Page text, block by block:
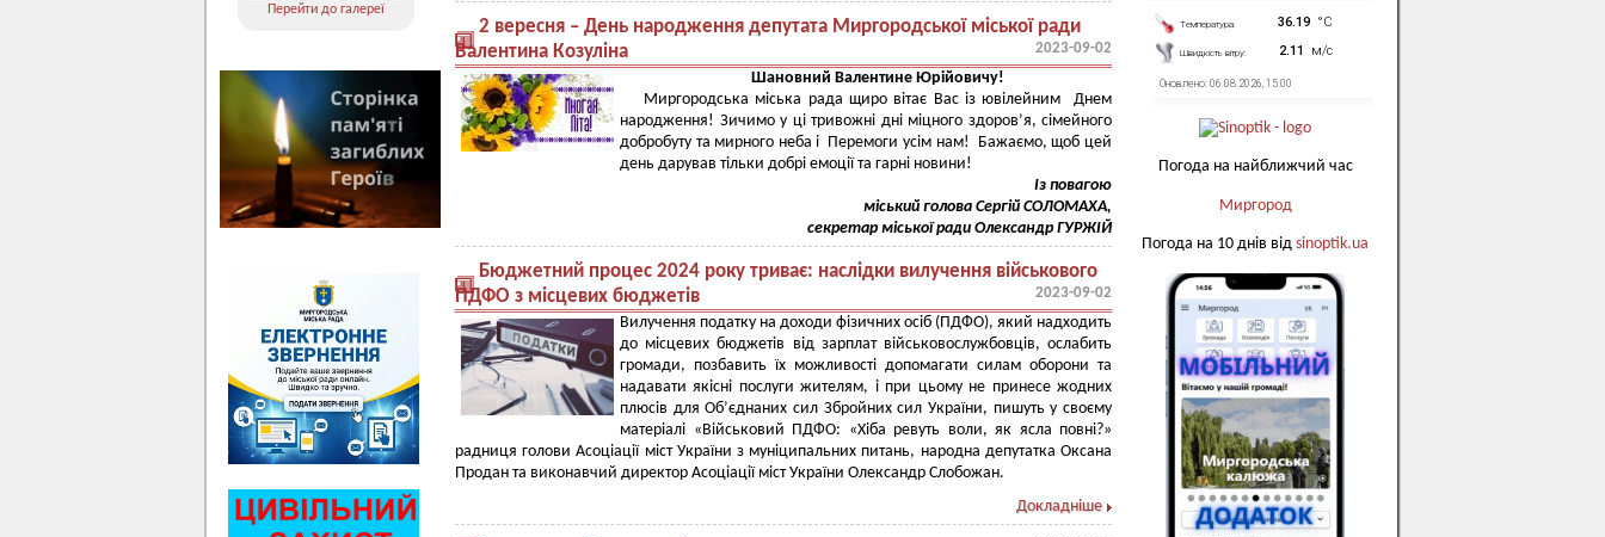
Перейти до галереї
2 вересня – День народження депутата Миргородської міської ради
Валентина Козуліна
2023-09-02
Шановний Валентине Юрійовичу!
Миргородська міська рада щиро вітає Вас із ювілейним Днем
народження! Зичимо у ці тривожні дні міцного здоров’я, сімейного
добробуту та мирного неба і Перемоги усім нам! Бажаємо, щоб цей
день дарував тільки добрі емоції та гарні новини!
Із повагою
міський голова Сергій СОЛОМАХА,
секретар міської ради Олександр ГУРЖІЙ
Бюджетний процес 2024 року триває: наслідки вилучення військового
ПДФО з місцевих бюджетів
2023-09-02
Вилучення податку на доходи фізичних осіб (ПДФО), який надходить
до місцевих бюджетів від зарплат військовослужбовців, ослабить
громади, позбавить їх можливості допомагати силам оборони та
надавати якісні послуги жителям, і при цьому не принесе жодних
плюсів для Об’єднаних сил Збройних сил України, пишуть у своєму
матеріалі «Військовий ПДФО: «Хіба ревуть воли, як ясла повні?»
радниця голови Асоціації міст України з муніципальних питань, народна депутатка Оксана
Продан та виконавчий директор Асоціації міст України Олександр Слобожан.
Докладніше
Погода на найближчий час
Миргород
Погода на 10 днів від sinoptik.ua